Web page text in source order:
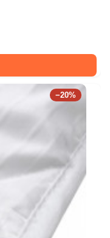
−20%